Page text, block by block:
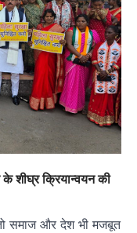
शीघ्र क्रियान्वयन की
समाज और देश भी मजबूत